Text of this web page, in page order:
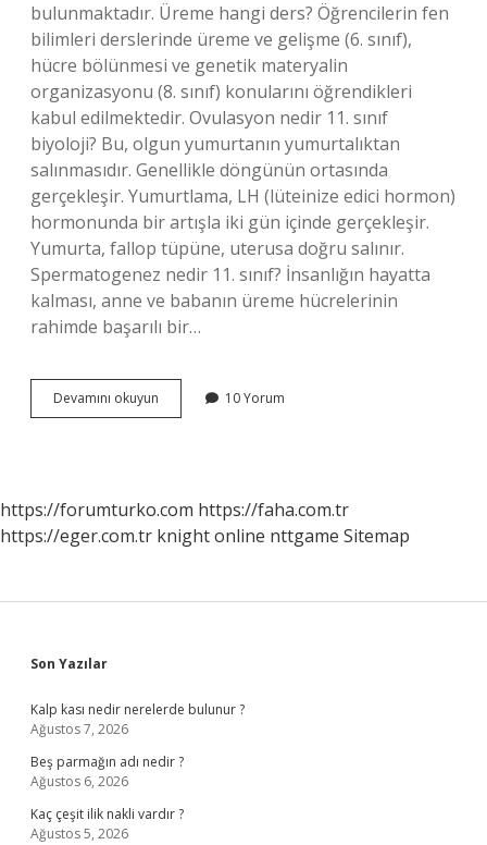
bulunmaktadır. Üreme hangi ders? Öğrencilerin fen
bilimleri derslerinde üreme ve gelişme (6. sınıf),
hücre bölünmesi ve genetik materyalin
organizasyonu (8. sınıf) konularını öğrendikleri
kabul edilmektedir. Ovulasyon nedir 11. sınıf
biyoloji? Bu, olgun yumurtanın yumurtalıktan
salınmasıdır. Genellikle döngünün ortasında
gerçekleşir. Yumurtlama, LH (lüteinize edici hormon)
hormonunda bir artışla iki gün içinde gerçekleşir.
Yumurta, fallop tüpüne, uterusa doğru salınır.
Spermatogenez nedir 11. sınıf? İnsanlığın hayatta
kalması, anne ve babanın üreme hücrelerinin
rahimde başarılı bir…
Devamını okuyun
Sistemi
10 Yorum
https://forumturko.com https://faha.com.tr
https://eger.com.tr knight online nttgame Sitemap
Sidebar
Son Yazılar
Kalp kası nedir nerelerde bulunur ?
Ağustos 7, 2026
Beş parmağın adı nedir ?
Ağustos 6, 2026
Kaç çeşit ilik nakli vardır ?
Ağustos 5, 2026